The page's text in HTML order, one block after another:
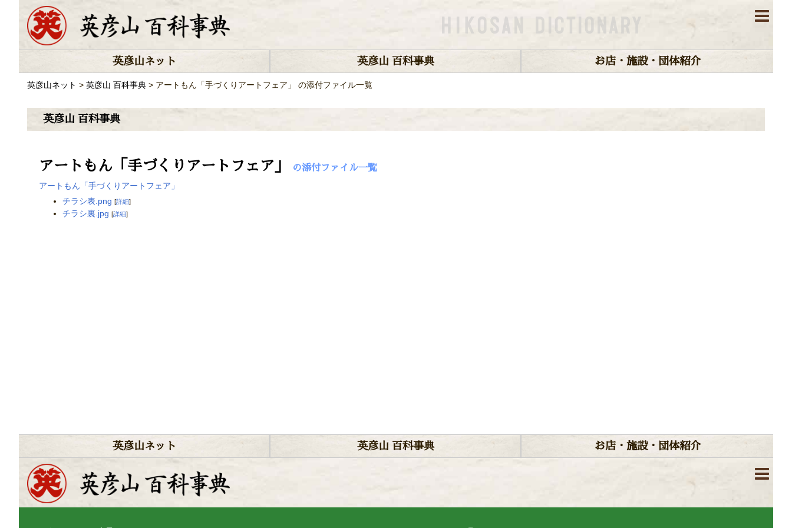
英彦山ネット 英彦山 百科事典 お店・施設・団体紹介
英彦山ネット > 英彦山 百科事典 > アートもん「手づくりアートフェア」 の添付ファイル一覧
英彦山 百科事典
アートもん「手づくりアートフェア」
の添付ファイル一覧
アートもん「手づくりアートフェア」
チラシ表.png [詳細]
チラシ裏.jpg [詳細]
英彦山ネット 英彦山 百科事典 お店・施設・団体紹介